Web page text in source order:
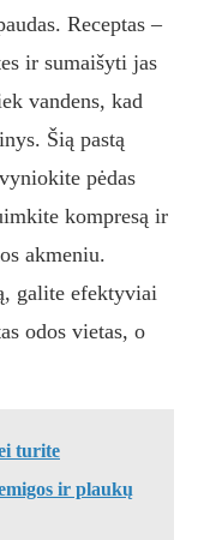
Receptas –
ir sumaišyti jas
vandens, kad
Šią pastą
pėdas
kompresą ir
akmeniu.
galite efektyviai
odos vietas, o
turite
ir plaukų